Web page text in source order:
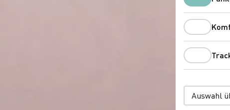
Auswahl